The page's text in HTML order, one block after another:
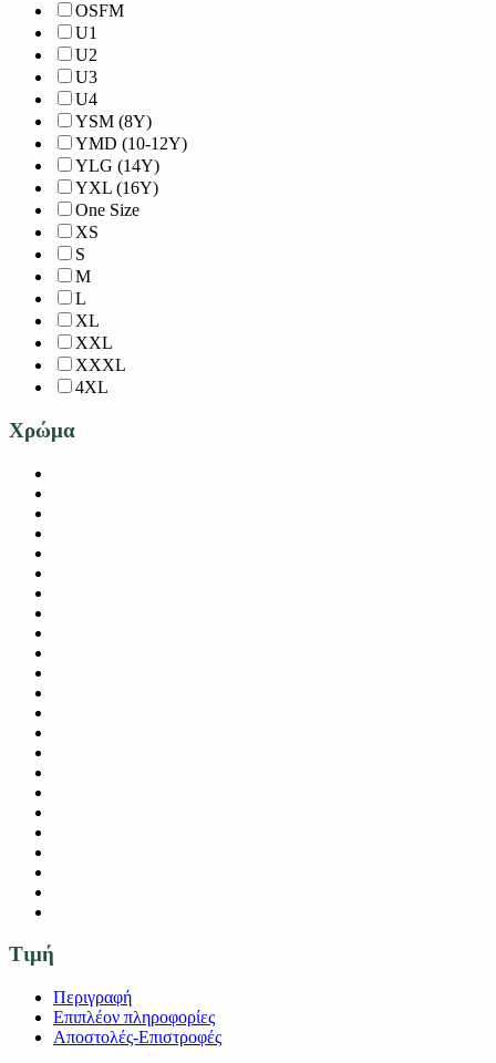
OSFM
U1
U2
U3
U4
YSM (8Y)
YMD (10-12Y)
YLG (14Y)
YXL (16Y)
One Size
XS
S
M
L
XL
XXL
XXXL
4XL
Χρώμα
Τιμή
Περιγραφή
Επιπλέον πληροφορίες
Αποστολές-Επιστροφές